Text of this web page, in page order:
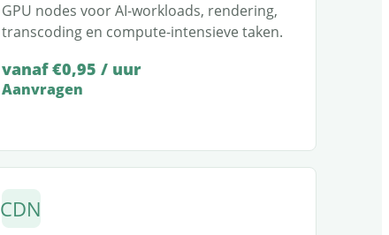
GPU nodes voor AI-workloads, rendering,
transcoding en compute-intensieve taken.
vanaf €0,95 / uur
Aanvragen
CDN